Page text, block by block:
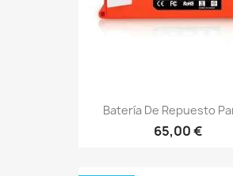
Batería De Repuesto
65,00 €